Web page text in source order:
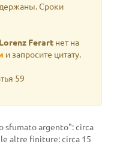
Сроки
Ferart нет на
и запросите цитату.
59
sfumato argento": circa
altre finiture: circa 15